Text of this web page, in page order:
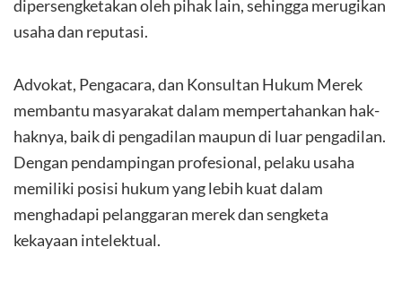
dipersengketakan oleh pihak lain, sehingga merugikan
usaha dan reputasi.
Advokat, Pengacara, dan Konsultan Hukum Merek
membantu masyarakat dalam mempertahankan hak-
haknya, baik di pengadilan maupun di luar pengadilan.
Dengan pendampingan profesional, pelaku usaha
memiliki posisi hukum yang lebih kuat dalam
menghadapi pelanggaran merek dan sengketa
kekayaan intelektual.